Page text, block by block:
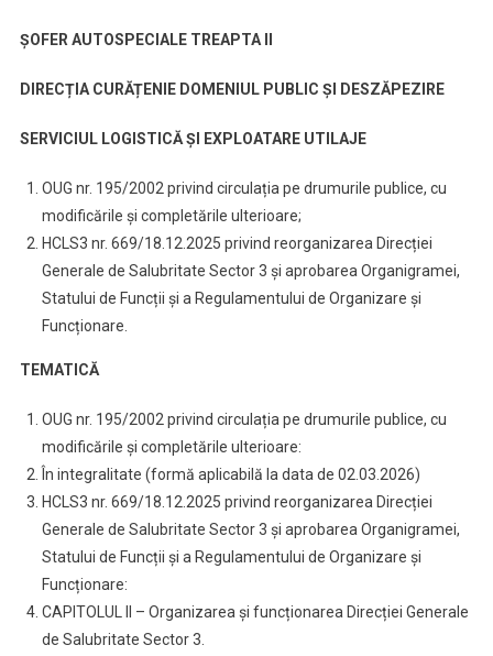
ȘOFER AUTOSPECIALE TREAPTA II
DIRECȚIA CURĂȚENIE DOMENIUL PUBLIC ȘI DESZĂPEZIRE
SERVICIUL LOGISTICĂ ȘI EXPLOATARE UTILAJE
OUG nr. 195/2002 privind circulația pe drumurile publice, cu
modificările și completările ulterioare;
HCLS3 nr. 669/18.12.2025 privind reorganizarea Direcției
Generale de Salubritate Sector 3 și aprobarea Organigramei,
Statului de Funcții și a Regulamentului de Organizare și
Funcționare.
TEMATICĂ
OUG nr. 195/2002 privind circulația pe drumurile publice, cu
modificările și completările ulterioare:
În integralitate (formă aplicabilă la data de 02.03.2026)
HCLS3 nr. 669/18.12.2025 privind reorganizarea Direcției
Generale de Salubritate Sector 3 și aprobarea Organigramei,
Statului de Funcții și a Regulamentului de Organizare și
Funcționare:
CAPITOLUL II – Organizarea și funcționarea Direcției Generale
de Salubritate Sector 3.